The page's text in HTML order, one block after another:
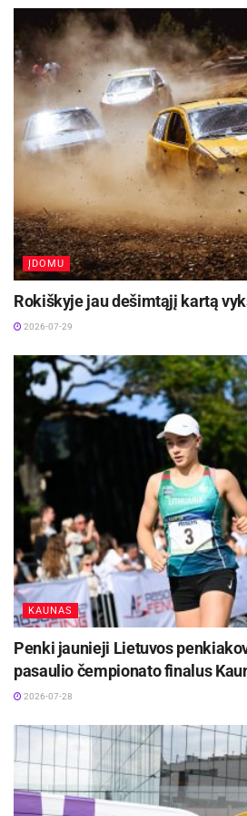
nardymo čempionato
Manoma, kad ant
pasaulio bronzos medalio
Urbanovičius.
Sportinis nardymas
propaguoti prieš ketverius
sporto šaka taip pat yra
tarptautinės varžybos,
sportininkai, 2000-aisiais
1 Nikas
ĮDOMU
Rokiškyje jau dešimtąjį kartą
2026-07-29
KAUNAS
Penki jaunieji Lietuvos
pasaulio čempionato finalus
2026-07-28